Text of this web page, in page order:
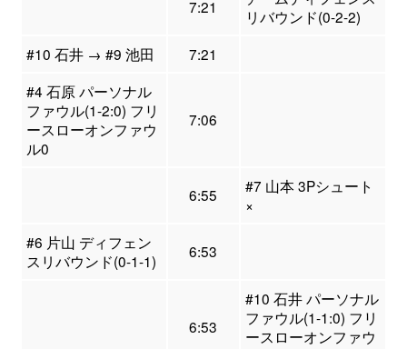
7:21
リバウンド(0-2-2)
#10 石井 → #9 池田
7:21
#4 石原 パーソナル
ファウル(1-2:0) フリ
ースローオンファウ
ル0
7:06
6:55
#7 山本 3Pシュート
×
#6 片山 ディフェン
スリバウンド(0-1-1)
6:53
6:53
#10 石井 パーソナル
ファウル(1-1:0) フリ
ースローオンファウ